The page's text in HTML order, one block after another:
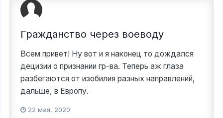
Гражданство через воеводу
Всем привет! Ну вот и я наконец то дождался
децизии о признании гр-ва. Теперь аж глаза
разбегаются от изобилия разных направлений,
дальше, в Европу.
22 мая, 2020